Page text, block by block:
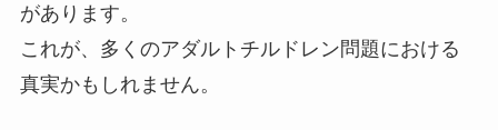
があります。
これが、多くのアダルトチルドレン問題における
真実かもしれません。